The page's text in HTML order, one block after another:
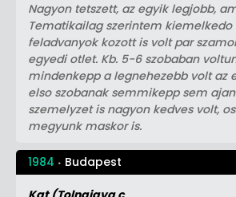
Nagyon tetszett, az egyik legjobb,
Tematikailag szerintem kiemelkedo
feladvanyok kozott is volt par
egyedi otlet. Kb. 5-6 szobaban
mindenkepp a legnehezebb volt az
elso szobanak semmikepp sem
szemelyzet is nagyon kedves volt,
megyunk maskor is.
1984 Budapest